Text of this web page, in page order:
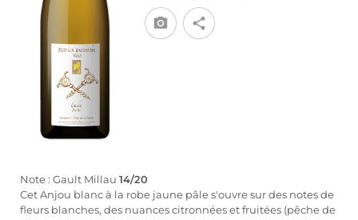
Note : Gault Millau 14/20
Cet Anjou blanc à la robe jaune pâle s'ouvre sur des notes de
fleurs blanches, des nuances citronnées et fruitées (pêche de